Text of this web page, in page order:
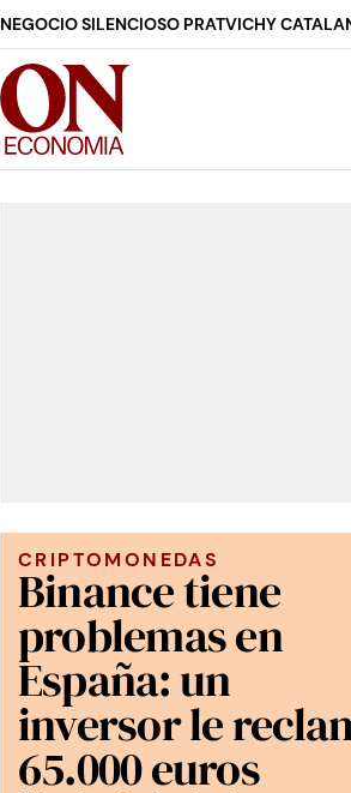
NEGOCIO SILENCIOSO PRATVICHY
CRIPTOMONEDAS
Binance tiene
problemas en
España: un
inversor le
65.000 euros